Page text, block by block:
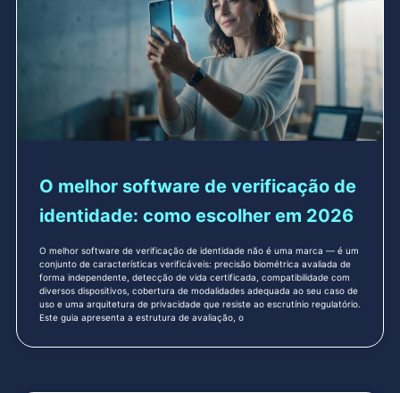
O melhor software de verificação de
identidade: como escolher em 2026
O melhor software de verificação de identidade não é uma marca — é um
conjunto de características verificáveis: precisão biométrica avaliada de
forma independente, detecção de vida certificada, compatibilidade com
diversos dispositivos, cobertura de modalidades adequada ao seu caso de
uso e uma arquitetura de privacidade que resiste ao escrutínio regulatório.
Este guia apresenta a estrutura de avaliação, o